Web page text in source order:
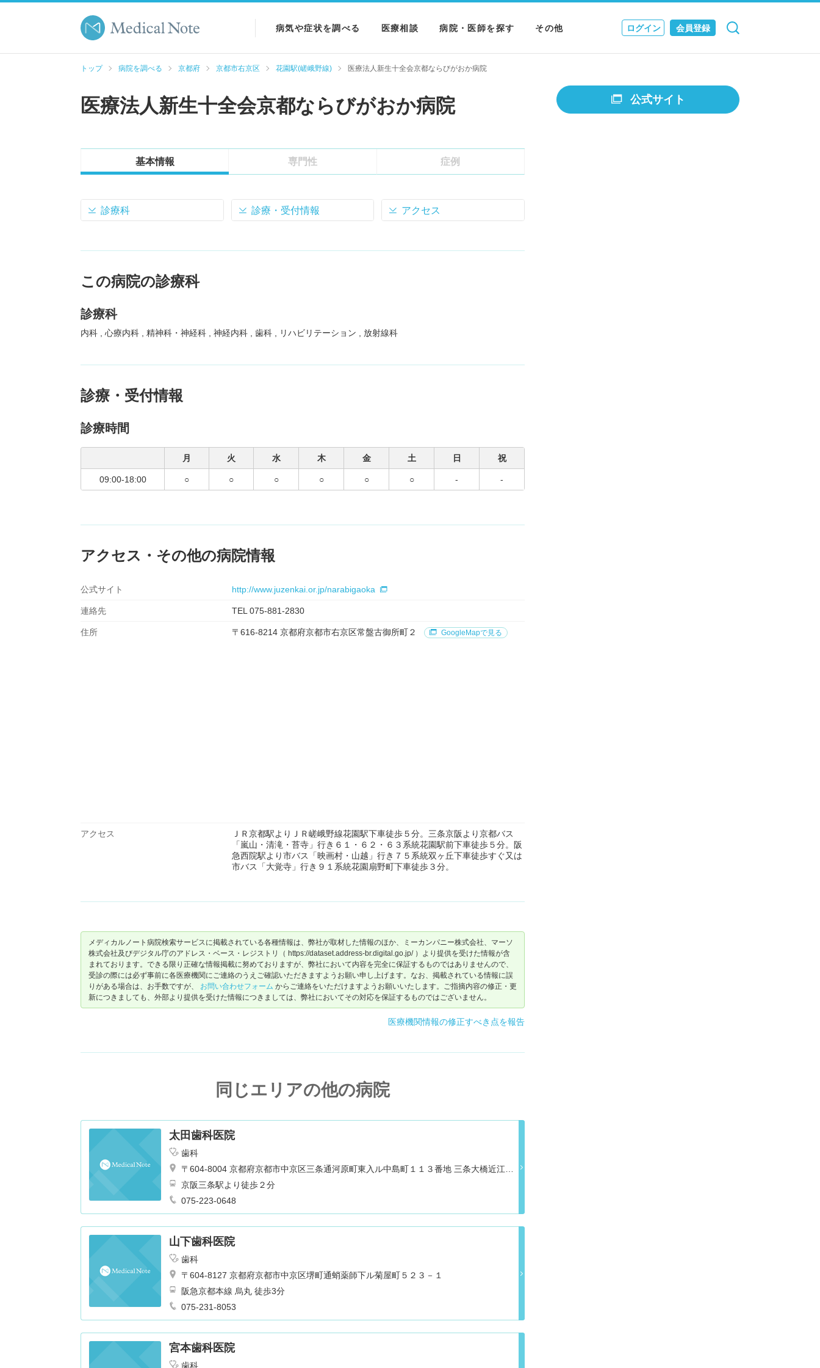
病気や症状を調べる 医療相談 病院・医師を探す その他
NEWS & JOURNAL
ログイン 会員登録
検索 キャンセル
トップ 病院を調べる 京都府 京都市右京区 花園駅(嵯峨野線) 医療法人新生十全会京都ならびがおか病院
医療法人新生十全会京都ならびがおか病院
基本情報 専門性 症例
診療科 診療・受付情報 アクセス
この病院の診療科
診療科
内科 心療内科 精神科・神経科 神経内科 歯科 リハビリテーション 放射線科
診療・受付情報
診療時間
月 火 水 木 金 土 日 祝
09:00-18:00 ○ ○ ○ ○ ○ ○ - -
アクセス・その他の病院情報
公式サイト http://www.juzenkai.or.jp/narabigaoka
連絡先 TEL 075-881-2830
住所 〒616-8214 京都府京都市右京区常盤古御所町２ GoogleMapで見る
アクセス
ＪＲ京都駅よりＪＲ嵯峨野線花園駅下車徒歩５分。三条京阪より京都バス
「嵐山・清滝・苔寺」行き６１・６２・６３系統花園駅前下車徒歩５分。阪
急西院駅より市バス「映画村・山越」行き７５系統双ヶ丘下車徒歩すぐ又は
市バス「大覚寺」行き９１系統花園扇野町下車徒歩３分。
メディカルノート病院検索サービスに掲載されている各種情報は、弊社が取材した情報のほか、ミーカンパニー株式会社、マーソ
株式会社及びデジタル庁のアドレス・ベース・レジストリ（ https://dataset.address-br.digital.go.jp/ ）より提供を受けた情報が含
まれております。できる限り正確な情報掲載に努めておりますが、弊社において内容を完全に保証するものではありませんので、
受診の際には必ず事前に各医療機関にご連絡のうえご確認いただきますようお願い申し上げます。なお、掲載されている情報に誤
りがある場合は、お手数ですが、 お問い合わせフォーム からご連絡をいただけますようお願いいたします。ご指摘内容の修正・更
新につきましても、外部より提供を受けた情報につきましては、弊社においてその対応を保証するものではございません。
医療機関情報の修正すべき点を報告
同じエリアの他の病院
太田歯科医院
歯科
〒604-8004 京都府京都市中京区三条通河原町東入ル中島町１１３番地 三条大橋近江屋
ビル２階
京阪三条駅より徒歩２分
075-223-0648
山下歯科医院
歯科
〒604-8127 京都府京都市中京区堺町通蛸薬師下ル菊屋町５２３－１
阪急京都本線 烏丸 徒歩3分
075-231-8053
宮本歯科医院
歯科
公式サイト